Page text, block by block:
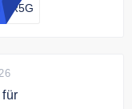
8R5G
für